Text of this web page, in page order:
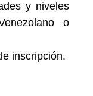
y niveles
o
inscripción.